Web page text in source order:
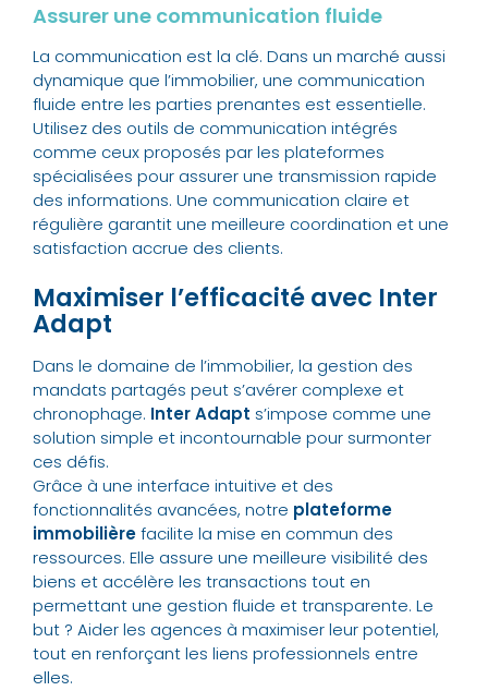
Assurer une communication fluide
La communication est la clé. Dans un marché aussi
dynamique que l’immobilier, une communication
fluide entre les parties prenantes est essentielle.
Utilisez des outils de communication intégrés
comme ceux proposés par les plateformes
spécialisées pour assurer une transmission rapide
des informations. Une communication claire et
régulière garantit une meilleure coordination et une
satisfaction accrue des clients.
Maximiser l’efficacité avec Inter
Adapt
Dans le domaine de l’immobilier, la gestion des
mandats partagés peut s’avérer complexe et
chronophage. Inter Adapt s’impose comme une
solution simple et incontournable pour surmonter
ces défis.
Grâce à une interface intuitive et des
fonctionnalités avancées, notre plateforme
immobilièrefacilite la mise en commun des
ressources. Elle assure une meilleure visibilité des
biens et accélère les transactions tout en
permettant une gestion fluide et transparente. Le
but ? Aider les agences à maximiser leur potentiel,
tout en renforçant les liens professionnels entre
elles.